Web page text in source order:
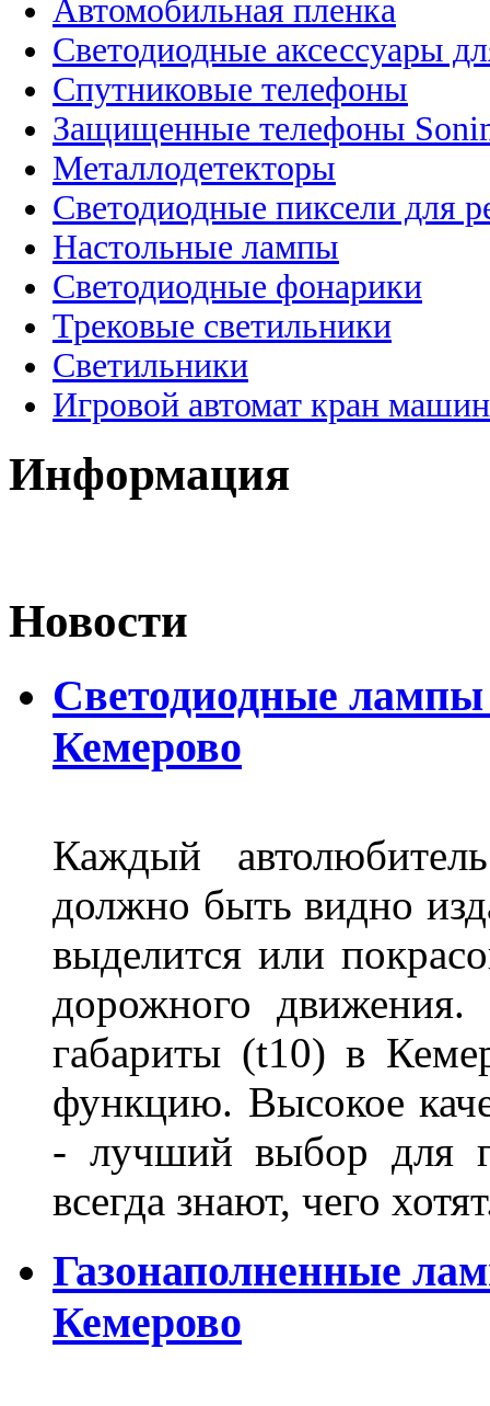
Автомобильная пленка
Светодиодные аксессуары
Спутниковые телефоны
Защищенные телефоны
Металлодетекторы
Светодиодные пиксели для
Настольные лампы
Светодиодные фонарики
Трековые светильники
Светильники
Игровой автомат кран
Информация
Новости
Светодиодные
Кемерово
Каждый
должно быть видно
выделится или
дорожного
габариты (t10) в
функцию. Высокое
- лучший выбор для
всегда знают, чего
Газонаполненные
Кемерово